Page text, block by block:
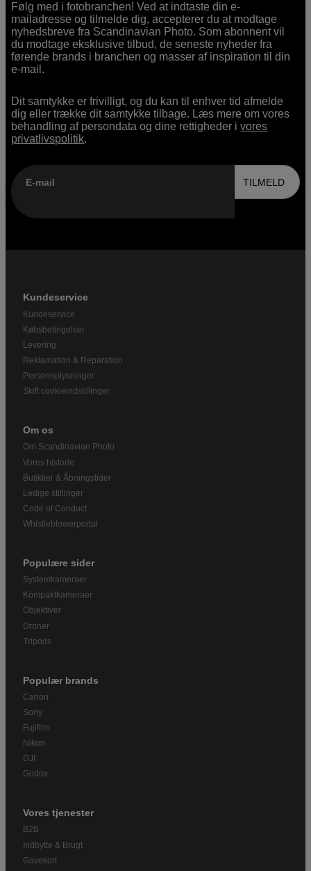
Følg med i fotobranchen! Ved at indtaste din e-
mailadresse og tilmelde dig, accepterer du at modtage
nyhedsbreve fra Scandinavian Photo. Som abonnent vil
du modtage eksklusive tilbud, de seneste nyheder fra
førende brands i branchen og masser af inspiration til din
e-mail.
Dit samtykke er frivilligt, og du kan til enhver tid afmelde
dig eller trække dit samtykke tilbage. Læs mere om vores
behandling af persondata og dine rettigheder ivores
privatlivspolitik.
E-mail TILMELD
Kundeservice
Kundeservice
Købsbetingelser
Levering
Reklamation & Reparation
Personoplysninger
Skift cookieindstillinger
Om os
Om Scandinavian Photo
Vores historie
Butikker & Åbningstider
Ledige stillinger
Code of Conduct
Whistleblowerportal
Populære sider
Systemkameraer
Kompaktkameraer
Objektiver
Droner
Tripods
Populær brands
Canon
Sony
Fujifilm
Nikon
DJI
Godox
Vores tjenester
B2B
Indbytte & Brugt
Gavekort